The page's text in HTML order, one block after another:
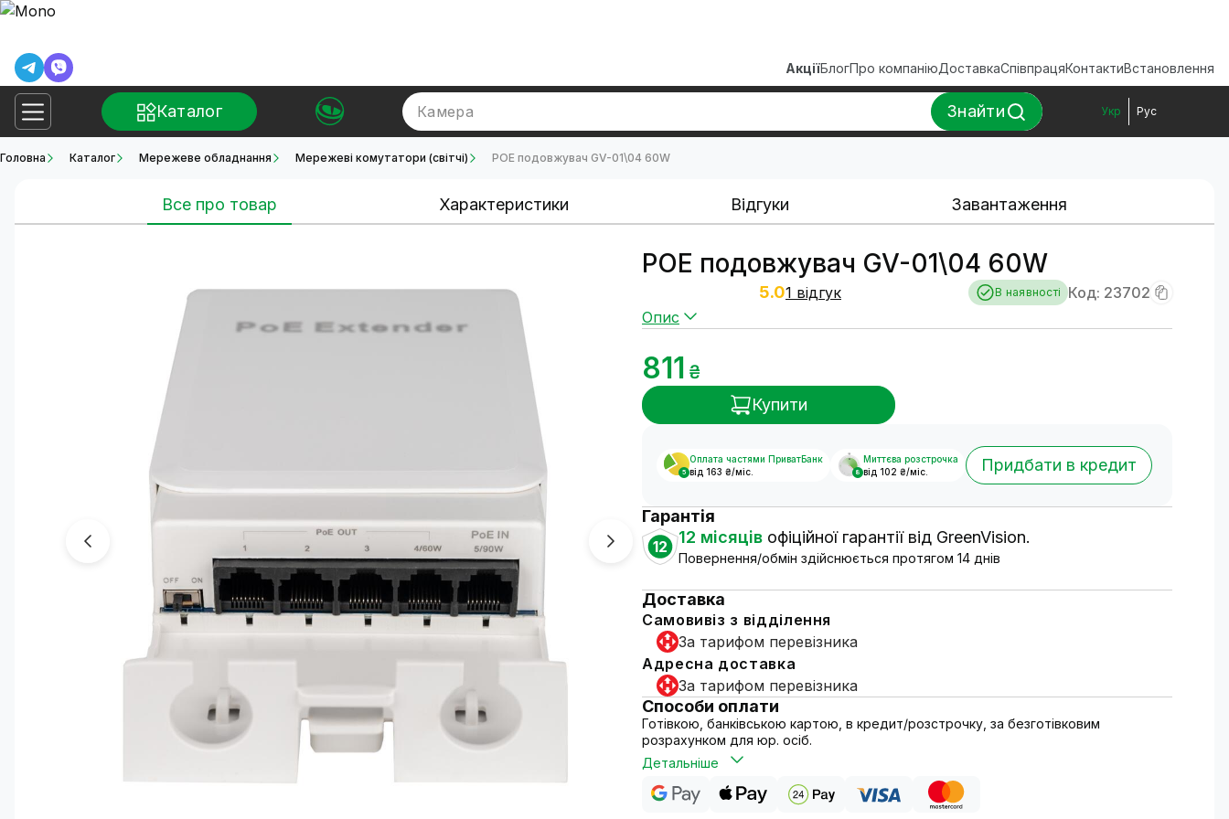
АкціїБлогПро компаніюДоставкаСпівпрацяКонтактиВстановлення
Каталог Камера Знайти Укр Рус
Головна Каталог Мережеве обладнання Мережеві комутатори (світчі) POE подовжувач GV-01\04 60W
Все про товар Характеристики Відгуки Завантаження
POE подовжувач GV-01\04 60W
5.01 відгук В наявності
Код: 23702
Опис
811 ₴
Купити
5
Оплата частями ПриватБанк
від 163 ₴/міс.
8
Миттєва розстрочка
від 102 ₴/міс.
Придбати в кредит
Гарантія
12 12 місяців офіційної гарантії від GreenVision.
Повернення/обмін здійснюється протягом 14 днів
Доставка
Самовивіз з відділення
За тарифом перевізника
Адресна доставка
За тарифом перевізника
Способи оплати
Готівкою, банківською картою, в кредит/розстрочку, за безготівковим
розрахунком для юр. осіб.
Детальніше